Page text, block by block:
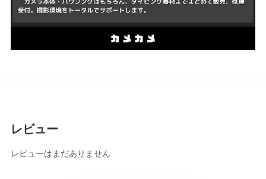
レビュー
レビューはまだありません